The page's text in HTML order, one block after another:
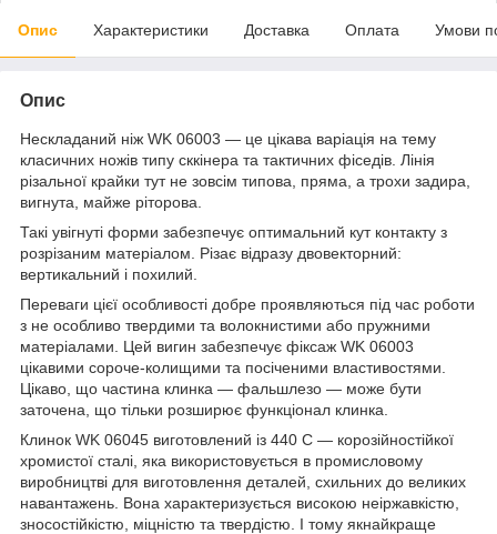
Опис Характеристики Доставка Оплата Умови
Опис
Нескладаний ніж WK 06003 — це цікава варіація на тему
класичних ножів типу сккінера та тактичних фіседів. Лінія
різальної крайки тут не зовсім типова, пряма, а трохи задира,
вигнута, майже ріторова.
Такі увігнуті форми забезпечує оптимальний кут контакту з
розрізаним матеріалом. Різає відразу двовекторний:
вертикальний і похилий.
Переваги цієї особливості добре проявляються під час роботи
з не особливо твердими та волокнистими або пружними
матеріалами. Цей вигин забезпечує фіксаж WK 06003
цікавими сороче-колищими та посіченими властивостями.
Цікаво, що частина клинка — фальшлезо — може бути
заточена, що тільки розширює функціонал клинка.
Клинок WK 06045 виготовлений із 440 С — корозійностійкої
хромистої сталі, яка використовується в промисловому
виробництві для виготовлення деталей, схильних до великих
навантажень. Вона характеризується високою неіржавкістю,
зносостійкістю, міцністю та твердістю. І тому якнайкраще